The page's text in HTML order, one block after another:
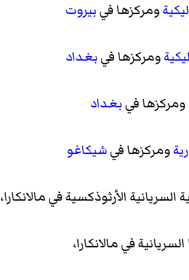
ومركزها فيبيروت
ومركزها فيبغداد
ومركزها فيبغداد
ومركزها فيشيكاغو
السريانية الأرثوذكسيةفيمالانكارا،
فيمالانكارا،